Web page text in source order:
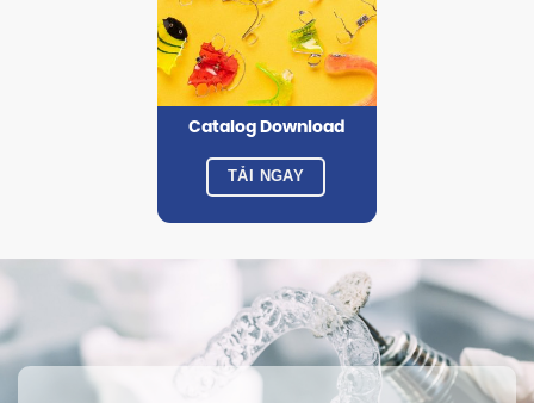
Catalog Download
TẢI NGAY